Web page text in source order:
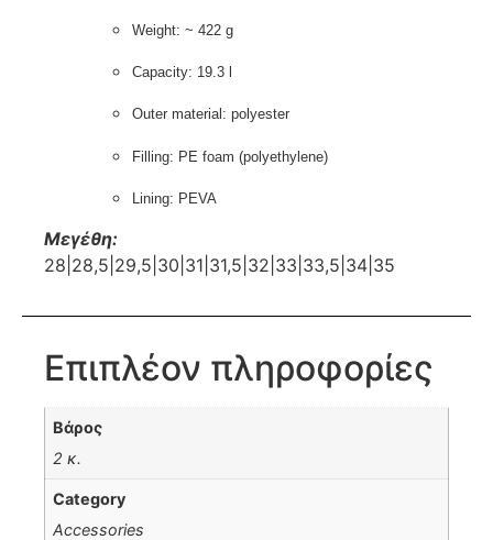
Weight: ~ 422 g
Capacity: 19.3 l
Outer material: polyester
Filling: PE foam (polyethylene)
Lining: PEVA
Μεγέθη:
28|28,5|29,5|30|31|31,5|32|33|33,5|34|35
Επιπλέον πληροφορίες
Βάρος
2 κ.
Category
Accessories